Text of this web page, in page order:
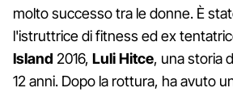
molto successo tra le donne. È
l'istruttrice di fitness ed ex
Island 2016, Luli Hitce, una storia
12 anni. Dopo la rottura, ha avuto